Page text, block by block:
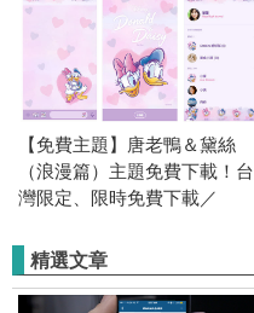
【免費主題】唐老鴨＆黛絲
（浪漫篇）主題免費下載！台
灣限定、限時免費下載／
精選文章